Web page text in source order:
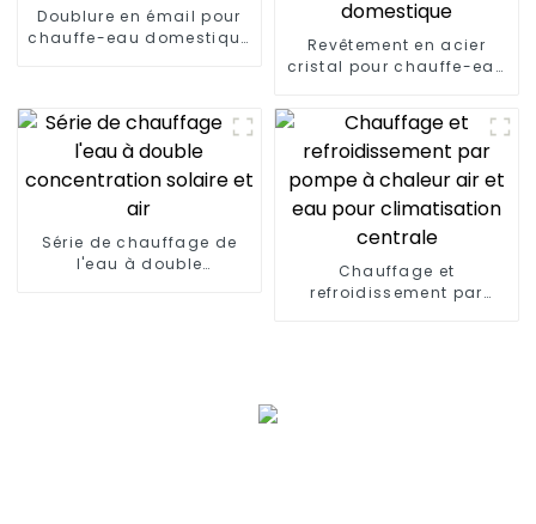
Doublure en émail pour
chauffe-eau domestique
Revêtement en acier
cristal pour chauffe-eau
Série de chauffage de
l'eau à double
Chauffage et
refroidissement par